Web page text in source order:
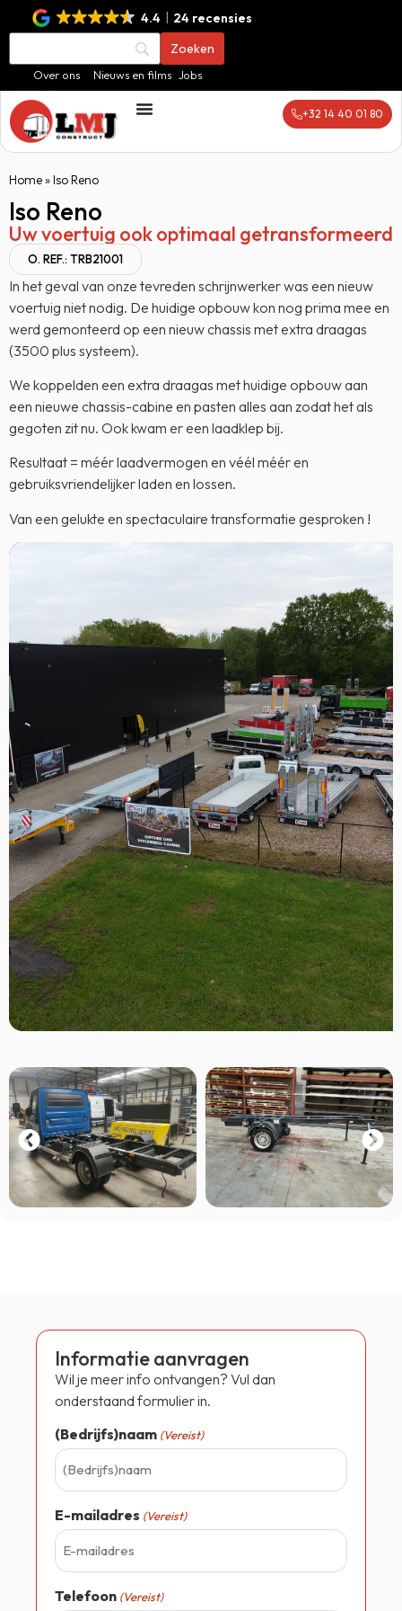
4.4 24 recensies
Over ons Nieuws en films Jobs
+32 14 40 01 80
Home»Iso Reno
Iso Reno
Uw voertuig ook optimaal getransformeerd
O. REF.: TRB21001
In het geval van onze tevreden schrijnwerker was een nieuw
voertuig niet nodig. De huidige opbouw kon nog prima mee en
werd gemonteerd op een nieuw chassis met extra draagas
(3500 plus systeem).
We koppelden een extra draagas met huidige opbouw aan
een nieuwe chassis-cabine en pasten alles aan zodat het als
gegoten zit nu. Ook kwam er een laadklep bij.
Resultaat = méér laadvermogen en véél méér en
gebruiksvriendelijker laden en lossen.
Van een gelukte en spectaculaire transformatie gesproken !
Informatie aanvragen
Wil je meer info ontvangen? Vul dan
onderstaand formulier in.
(Bedrijfs)naam (Vereist)
E-mailadres (Vereist)
Telefoon (Vereist)